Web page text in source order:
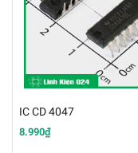
IC CD 4047
8.990₫